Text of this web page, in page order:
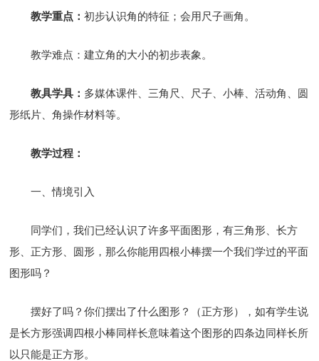
教学重点：初步认识角的特征；会用尺子画角。
教学难点：建立角的大小的初步表象。
教具学具： 多媒体课件、三角尺、尺子、小棒、活动角、圆
形纸片、角操作材料等。
教学过程：
一、情境引入
同学们，我们已经认识了许多平面图形，有三角形、长方
形、正方形、圆形，那么你能用四根小棒摆一个我们学过的平面
图形吗？
摆好了吗？你们摆出了什么图形？（正方形），如有学生说
是长方形强调四根小棒同样长意味着这个图形的四条边同样长所
以只能是正方形。